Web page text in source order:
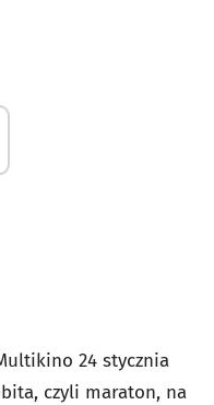
24 stycznia
czyli maraton, na